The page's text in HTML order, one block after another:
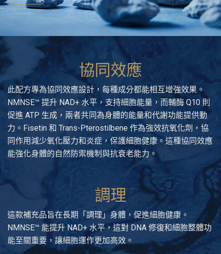
協同效應
此配方專為協同效應設計，每種成分都能相互增強效果。
NMNSE™ 提升 NAD+ 水平，支持細胞能量，而輔酶 Q10 則
促進 ATP 生成，兩者共同為身體的能量和代謝功能提供動
力。Fisetin 和 Trans-Pterostilbene 作為強效抗氧化劑，協
同作用減少氧化壓力和炎症，保護細胞健康。這種協同效應
能強化身體的自然防禦機制與抗衰老能力。
調理
這款補充品旨在長期「調理」身體，促進細胞健康。
NMNSE™ 能提升 NAD+ 水平，這對 DNA 修復和細胞整體功
能至關重要，讓細胞運作更加高效。